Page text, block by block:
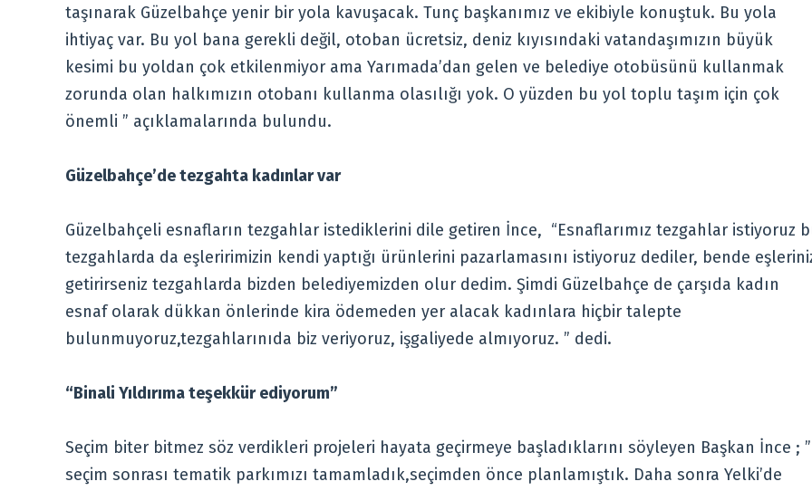
taşınarak Güzelbahçe yenir bir yola kavuşacak. Tunç başkanımız ve ekibiyle konuştuk. Bu yola
ihtiyaç var. Bu yol bana gerekli değil, otoban ücretsiz, deniz kıyısındaki vatandaşımızın büyük
kesimi bu yoldan çok etkilenmiyor ama Yarımada’dan gelen ve belediye otobüsünü kullanmak
zorunda olan halkımızın otobanı kullanma olasılığı yok. O yüzden bu yol toplu taşım için çok
önemli ” açıklamalarında bulundu.
Güzelbahçe’de tezgahta kadınlar var
Güzelbahçeli esnafların tezgahlar istediklerini dile getiren İnce, “Esnaflarımız tezgahlar istiyoruz
tezgahlarda da eşleririmizin kendi yaptığı ürünlerini pazarlamasını istiyoruz dediler, bende
getirirseniz tezgahlarda bizden belediyemizden olur dedim. Şimdi Güzelbahçe de çarşıda kadın
esnaf olarak dükkan önlerinde kira ödemeden yer alacak kadınlara hiçbir talepte
bulunmuyoruz,tezgahlarınıda biz veriyoruz, işgaliyede almıyoruz. ” dedi.
“Binali Yıldırıma teşekkür ediyorum”
Seçim biter bitmez söz verdikleri projeleri hayata geçirmeye başladıklarını söyleyen Başkan İnce ; ”
seçim sonrası tematik parkımızı tamamladık,seçimden önce planlamıştık. Daha sonra Yelki’de